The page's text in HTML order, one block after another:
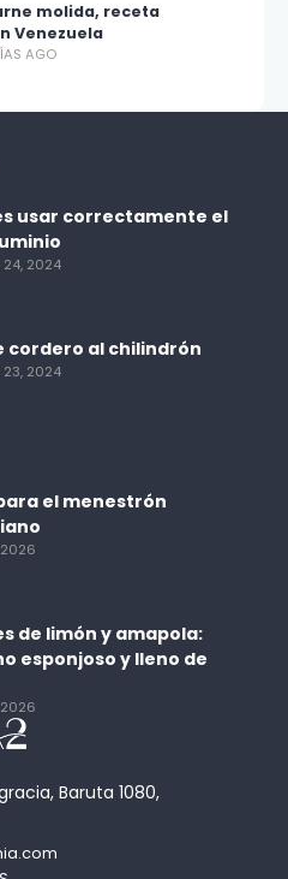
molida, receta
Venezuela
AGO
Baruta 1080,
usar correctamente el
24, 2024
cordero al chilindrón
23, 2024
el menestrón
2026
de limón y amapola:
esponjoso y lleno de
2026